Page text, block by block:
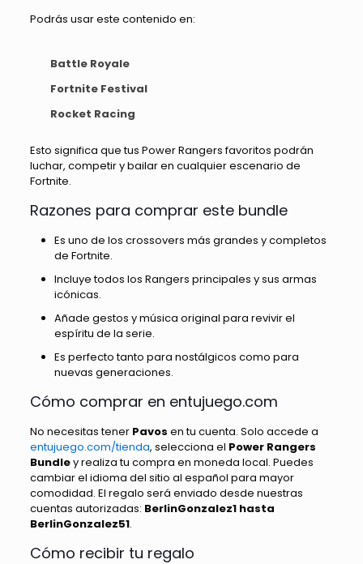
Podrás usar este contenido en:
Battle Royale
Fortnite Festival
Rocket Racing
Esto significa que tus Power Rangers favoritos podrán
luchar, competir y bailar en cualquier escenario de
Fortnite.
Razones para comprar este bundle
Es uno de los crossovers más grandes y completos
de Fortnite.
Incluye todos los Rangers principales y sus armas
icónicas.
Añade gestos y música original para revivir el
espíritu de la serie.
Es perfecto tanto para nostálgicos como para
nuevas generaciones.
Cómo comprar en entujuego.com
No necesitas tener Pavos en tu cuenta. Solo accede a
entujuego.com/tienda, selecciona el Power Rangers
Bundley realiza tu compra en moneda local. Puedes
cambiar el idioma del sitio al español para mayor
comodidad. El regalo será enviado desde nuestras
cuentas autorizadas: BerlinGonzalez1 hasta
BerlinGonzalez51.
Cómo recibir tu regalo